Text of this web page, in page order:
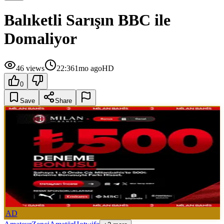
Balıketli Sarışın BBC ile
Domaliyor
46 views 22:361mo agoHD
0
Save Share
AD